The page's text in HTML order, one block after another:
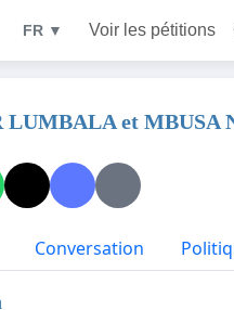
FR ▼ Voir les pétitions
et MBUSA
Conversation